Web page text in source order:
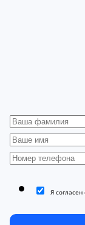
Я согласен